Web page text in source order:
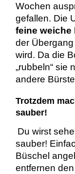
Wochen
gefallen. Die
feine weiche
der
wird. Da die
„rubbeln“ sie
andere
Trotzdem
sauber!
Du wirst
sauber!
Büschel
entfernen